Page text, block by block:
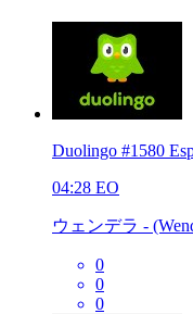
Duolingo #1580
04:28 EO
ウェンデラ -
0
0
0